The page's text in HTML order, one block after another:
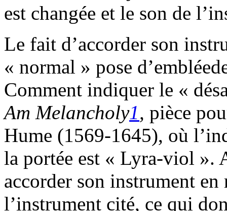
est changée et le son de
Le fait d’accorder son
« normal » pose
Comment indiquer le «
Am Melancholy1, pièce
Hume (1569-1645), où
la portée est « Lyra-viol ».
accorder son instrument en
l’instrument cité, ce qui